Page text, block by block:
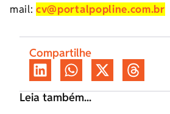
mail:cv@portalpopline.com.br
Compartilhe
Leia também...